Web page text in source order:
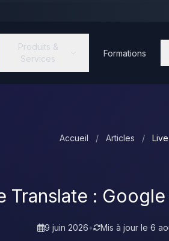
Produits &
Services
Formations
Accueil / Articles /
Translate :
9 juin 2026• Mis à jour le 6